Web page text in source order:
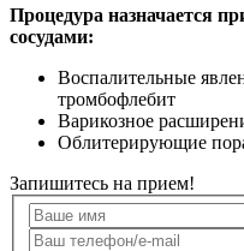
Процедура назначается
сосудами:
Воспалительные
тромбофлебит
Варикозное
Облитерирующие
Запишитесь на прием!